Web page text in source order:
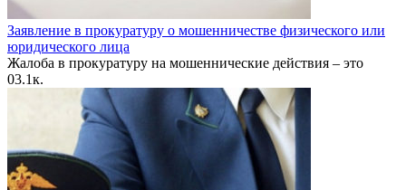
Заявление в прокуратуру о мошенничестве физического или
юридического лица
Жалоба в прокуратуру на мошеннические действия – это
03.1к.